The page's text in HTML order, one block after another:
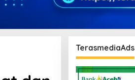
TerasmediaAds